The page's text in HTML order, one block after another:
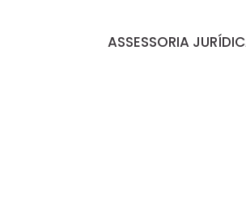
ASSESSORIA